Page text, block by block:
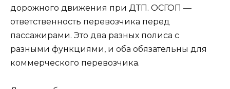
дорожного движения при ДТП. ОСГОП —
ответственность перевозчика перед
пассажирами. Это два разных полиса с
разными функциями, и оба обязательны для
коммерческого перевозчика.